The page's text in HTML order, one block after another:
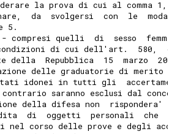
la prova di cui al comma
da  svolgersi  con  le
5.
compresi quelli  di  sesso
di cui dell'art.  580,
della  Repubblica  15  marzo
delle graduatorie di merito
idonei in tutti gli
contrario saranno esclusi dal
della difesa non  rispondera'
di  oggetti  personali  che
nel corso delle prove e degli